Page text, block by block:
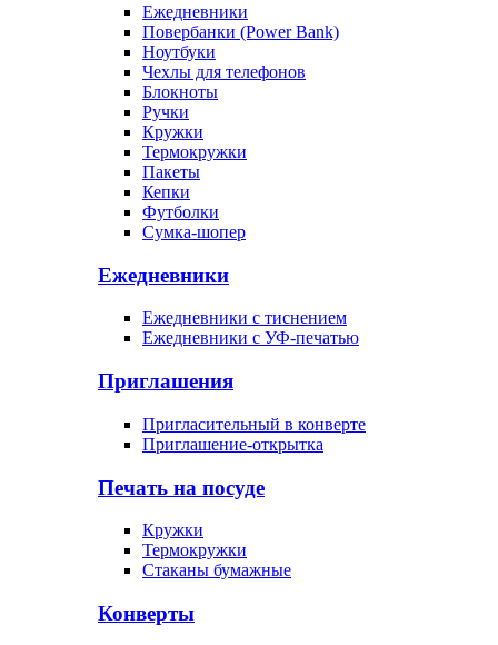
Ежедневники
Повербанки (Power Bank)
Ноутбуки
Чехлы для телефонов
Блокноты
Ручки
Кружки
Термокружки
Пакеты
Кепки
Футболки
Сумка-шопер
Ежедневники
Ежедневники с тиснением
Ежедневники с УФ-печатью
Приглашения
Пригласительный в конверте
Приглашение-открытка
Печать на посуде
Кружки
Термокружки
Стаканы бумажные
Конверты